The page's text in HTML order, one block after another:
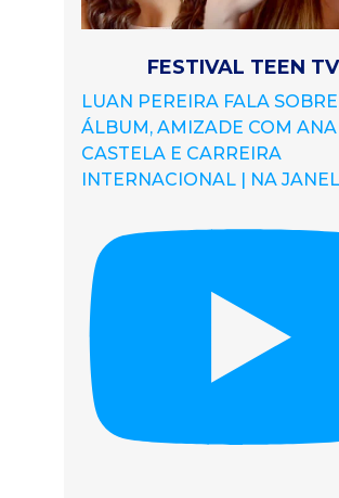
FESTIVAL TEEN TV
LUAN PEREIRA FALA
ÁLBUM, AMIZADE COM ANA
CASTELA E CARREIRA
INTERNACIONAL | NA